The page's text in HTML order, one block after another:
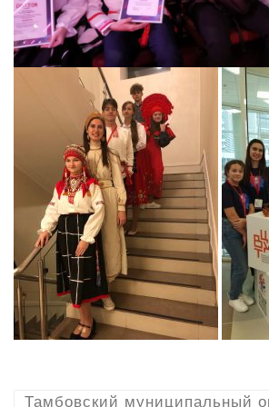
Тамбовский муниципальный